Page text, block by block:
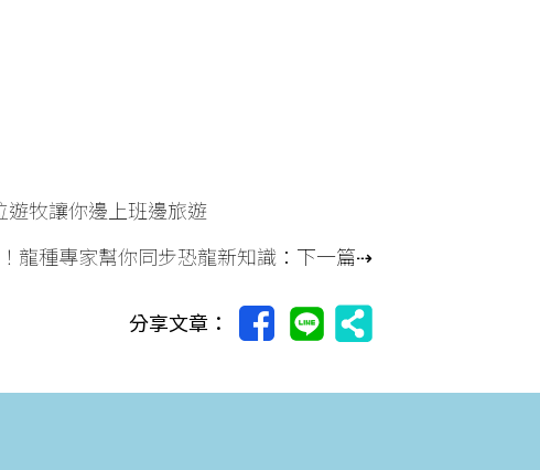
遊牧讓你邊上班邊旅遊
龍種專家幫你同步恐龍新知識 ：下一篇⇢
分享文章：